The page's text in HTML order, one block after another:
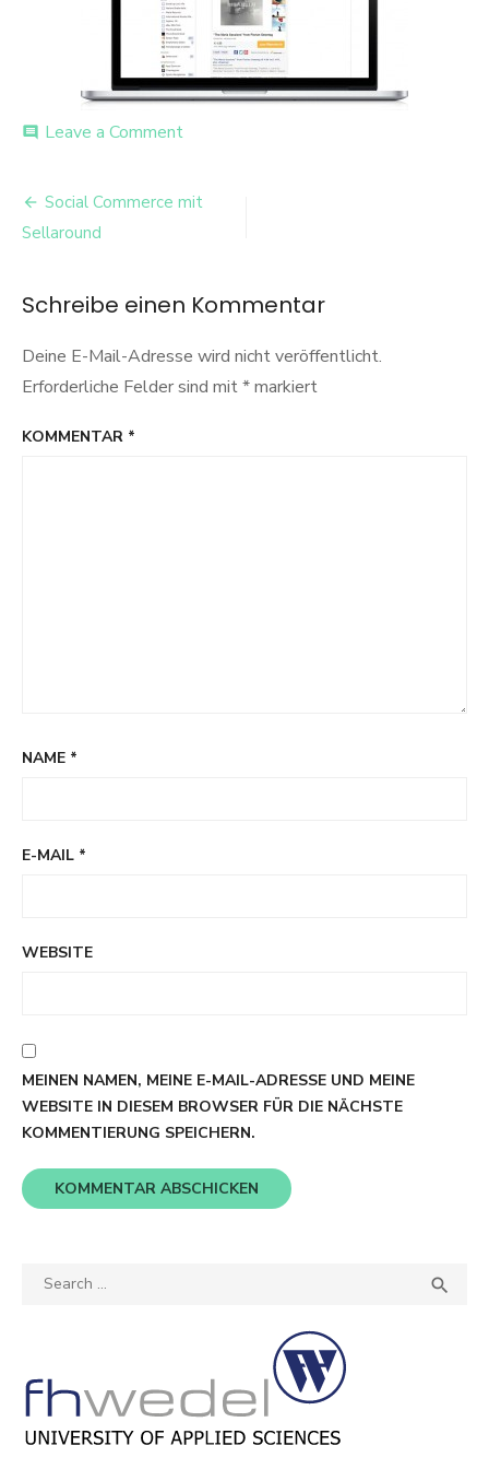
comment Leave a Commenton
Beitrags-
Navigation
Social Commerce mit
Sellaround
Schreibe einen Kommentar
Deine E-Mail-Adresse wird nicht veröffentlicht.
Erforderliche Felder sind mit*markiert
KOMMENTAR *
NAME *
E-MAIL *
WEBSITE
MEINEN NAMEN, MEINE E-MAIL-ADRESSE UND MEINE
WEBSITE IN DIESEM BROWSER FÜR DIE NÄCHSTE
KOMMENTIERUNG SPEICHERN.
Search
